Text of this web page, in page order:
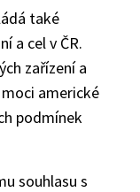
také
a cel v ČR.
zařízení a
americké
podmínek
souhlasu s